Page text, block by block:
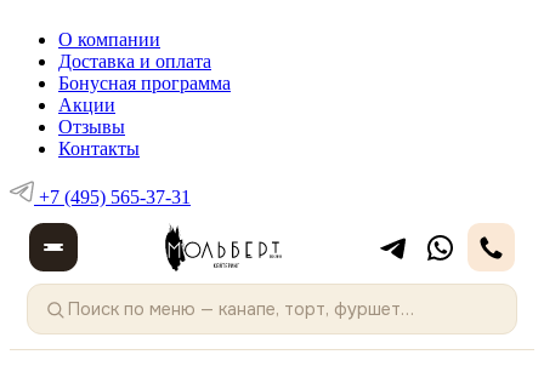
О компании
Доставка и оплата
Бонусная программа
Акции
Отзывы
Контакты
+7 (495) 565-37-31